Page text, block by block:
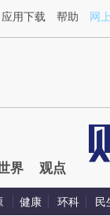
应用下载 帮助 网
界 观点
健康 环科 民